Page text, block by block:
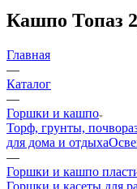
Кашпо Топаз
Главная
—
Каталог
—
Горшки и кашпо
Торф, грунты,
для дома и отдыха
—
Горшки и кашпо
Горшки и касеты для